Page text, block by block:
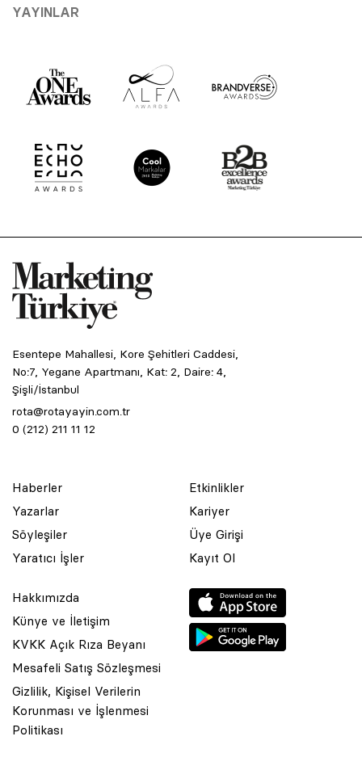
YAYINLAR
Esentepe Mahallesi, Kore Şehitleri Caddesi,
No:7, Yegane Apartmanı, Kat: 2, Daire: 4,
Şişli/İstanbul
rota@rotayayin.com.tr
0 (212) 211 11 12
Haberler
Yazarlar
Söyleşiler
Yaratıcı İşler
Etkinlikler
Kariyer
Üye Girişi
Kayıt Ol
Hakkımızda
Künye ve İletişim
KVKK Açık Rıza Beyanı
Mesafeli Satış Sözleşmesi
Gizlilik, Kişisel Verilerin
Korunması ve İşlenmesi
Politikası
© 2001 Rota Yayın Yapım Tanıtım Tic. Ltd. Şti. Bu Sitede Bulunan